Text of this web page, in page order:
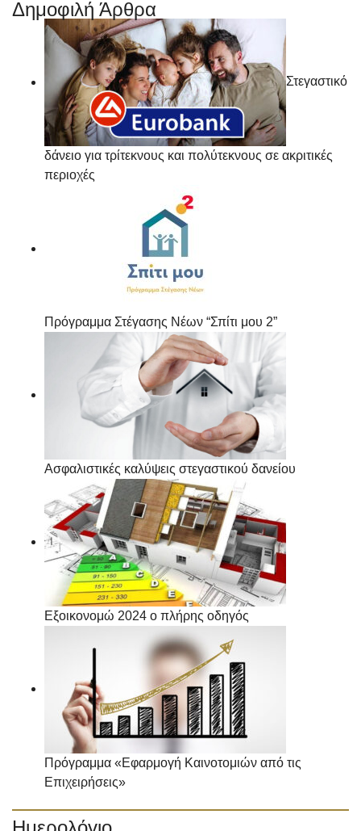
Δημοφιλή Άρθρα
Στεγαστικό
δάνειο για τρίτεκνους και πολύτεκνους σε ακριτικές
περιοχές
Πρόγραμμα Στέγασης Νέων “Σπίτι μου 2”
Ασφαλιστικές καλύψεις στεγαστικού δανείου
Εξοικονομώ 2024 ο πλήρης οδηγός
Πρόγραμμα «Εφαρμογή Καινοτομιών από τις
Επιχειρήσεις»